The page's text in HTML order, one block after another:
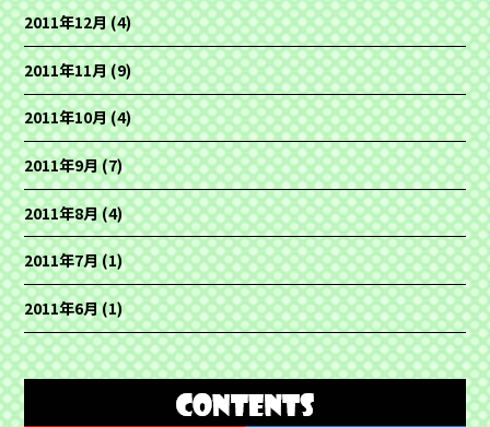
2011年12月(4)
2011年11月(9)
2011年10月(4)
2011年9月(7)
2011年8月(4)
2011年7月(1)
2011年6月(1)